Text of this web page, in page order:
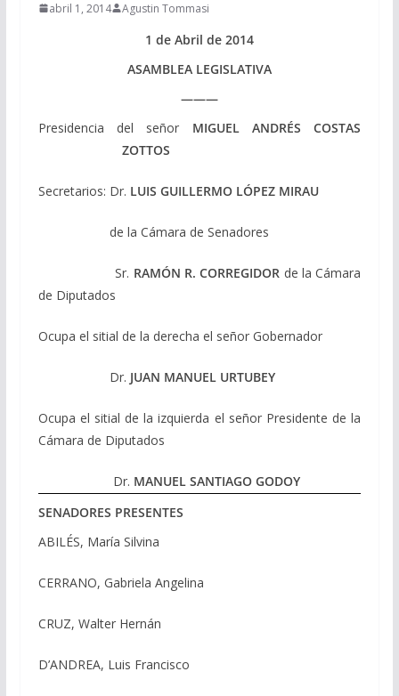
abril 1, 2014 Agustin Tommasi
1 de Abril de 2014
ASAMBLEA LEGISLATIVA
———
Presidencia del señor MIGUEL ANDRÉS COSTAS
ZOTTOS
Secretarios: Dr. LUIS GUILLERMO LÓPEZ MIRAU
de la Cámara de Senadores
Sr. RAMÓN R. CORREGIDOR de la Cámara
de Diputados
Ocupa el sitial de la derecha el señor Gobernador
Dr. JUAN MANUEL URTUBEY
Ocupa el sitial de la izquierda el señor Presidente de la
Cámara de Diputados
Dr. MANUEL SANTIAGO GODOY
SENADORES PRESENTES
ABILÉS, María Silvina
CERRANO, Gabriela Angelina
CRUZ, Walter Hernán
D’ANDREA, Luis Francisco